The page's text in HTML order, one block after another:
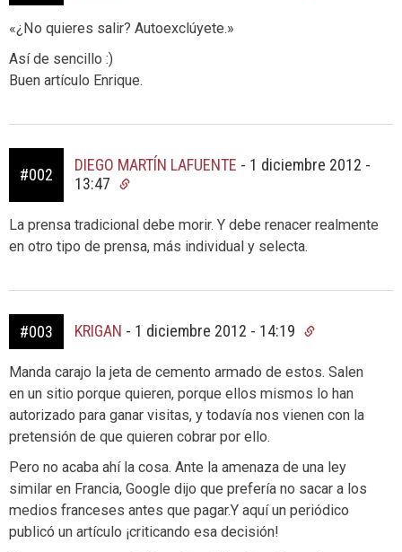
«¿No quieres salir? Autoexclúyete.»
Así de sencillo :)
Buen artículo Enrique.
#002
DIEGO MARTÍN LAFUENTE - 1 diciembre 2012 -
13:47
La prensa tradicional debe morir. Y debe renacer realmente
en otro tipo de prensa, más individual y selecta.
#003 KRIGAN - 1 diciembre 2012 - 14:19
Manda carajo la jeta de cemento armado de estos. Salen
en un sitio porque quieren, porque ellos mismos lo han
autorizado para ganar visitas, y todavía nos vienen con la
pretensión de que quieren cobrar por ello.
Pero no acaba ahí la cosa. Ante la amenaza de una ley
similar en Francia, Google dijo que prefería no sacar a los
medios franceses antes que pagar.Y aquí un periódico
publicó un artículo ¡criticando esa decisión!